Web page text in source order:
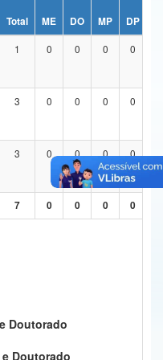
Total ME DO MP DP
1 0 0 0 0
3 0 0 0 0
3 0 0 0 0
7 0 0 0 0
Doutorado
Doutorado